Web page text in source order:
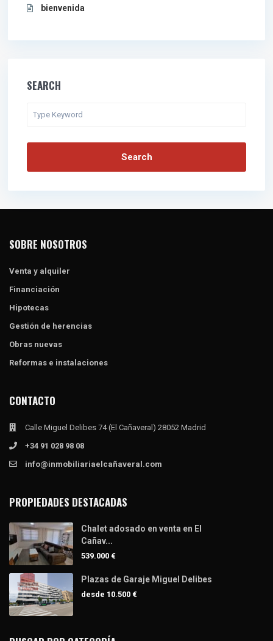
bienvenida
SEARCH
Search
SOBRE NOSOTROS
Venta y alquiler
Financiación
Hipotecas
Gestión de herencias
Obras nuevas
Reformas e instalaciones
CONTACTO
Calle Miguel Delibes 74 (El Cañaveral) 28052 Madrid
+34 91 028 98 08
info@inmobiliariaelcañaveral.com
PROPIEDADES DESTACADAS
Chalet adosado en venta en El
Cañav...
539.000 €
Plazas de Garaje Miguel Delibes
desde 10.500 €